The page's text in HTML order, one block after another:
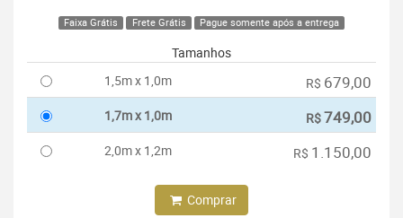
Faixa Grátis Frete Grátis Pague somente após a entrega
Tamanhos
1,5m x 1,0m
R$ 679,00
1,7m x 1,0m R$749,00
2,0m x 1,2m R$ 1.150,00
Comprar